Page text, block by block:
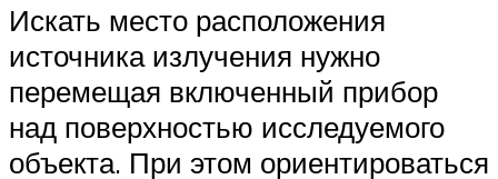
Искать место расположения
источника излучения нужно
перемещая включенный прибор
над поверхностью исследуемого
объекта. При этом ориентироваться